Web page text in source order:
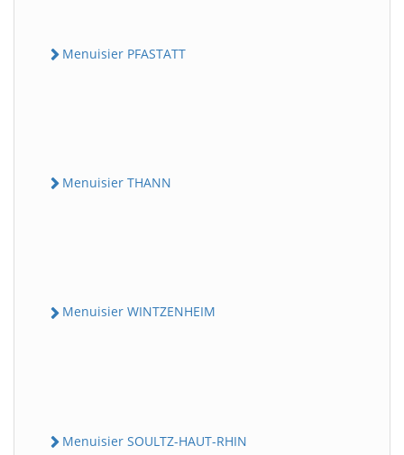
Menuisier PFASTATT
Menuisier THANN
Menuisier WINTZENHEIM
Menuisier SOULTZ-HAUT-RHIN